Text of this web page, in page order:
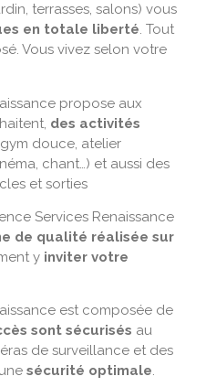
terrasses, salons) vous
en totale liberté. Tout
Vous vivez selon votre
propose aux
des activités
douce, atelier
chant…) et aussi des
et sorties
Services Renaissance
de qualité réalisée sur
y inviter votre
est composée de
sont sécurisés au
de surveillance et des
sécurité optimale.